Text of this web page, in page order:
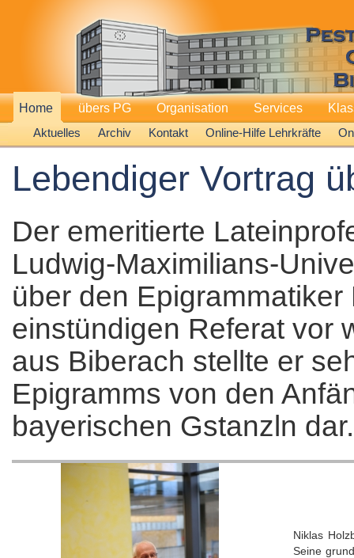
Home
Aktuelles
Archiv Kontakt Online-Hilfe Lehrkräfte
übers PG Organisation Services
Lebendiger Vortrag
Der emeritierte
Ludwig-Maximilians-
über den
einstündigen Referat vor
aus Biberach stellte er
Epigramms von den
bayerischen Gstanzln dar.
Niklas
Seine